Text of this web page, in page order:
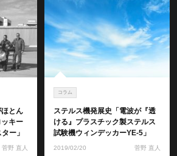
とん
キー
ー」
菅野 直人
コラム
ステルス機発展史「電波が『透
ける』プラスチック製ステルス
試験機ウィンデッカーYE-5」
2019/02/20 菅野 直人